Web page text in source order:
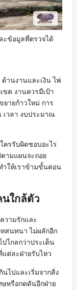
ะข้อมูลที่ตรวจได้
านงานและเงิน ไพ่
ต งานควรมีเป้า
ายก้าวใหม่ การ
เวลา งบประมาณ
ครรับผิดชอบอะไร
ามแผนจะถอย
ำให้เราข้ามขั้นตอน
ใกล้ตัว
วามรักและ
สนทนา ไม่ผลักอีก
ไกลกว่าประเด็น
ต่ละฝ่ายรับไหว
นไปและเริ่มจากสิ่ง
ษหรือกดดันอีกฝ่าย